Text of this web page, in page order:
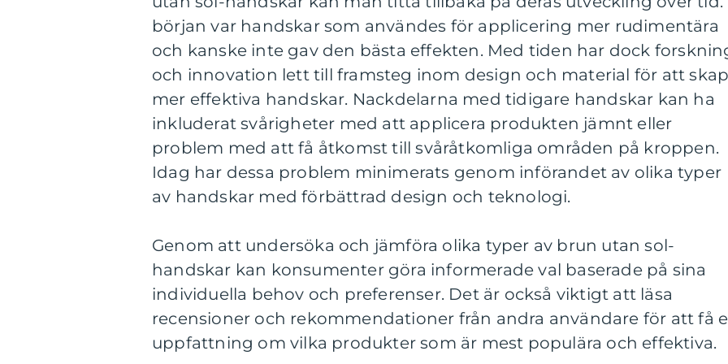
början var handskar som användes för applicering mer rudimentära
och kanske inte gav den bästa effekten. Med tiden har dock
och innovation lett till framsteg inom design och material för att
mer effektiva handskar. Nackdelarna med tidigare handskar kan ha
inkluderat svårigheter med att applicera produkten jämnt eller
problem med att få åtkomst till svåråtkomliga områden på kroppen.
Idag har dessa problem minimerats genom införandet av olika typer
av handskar med förbättrad design och teknologi.
Genom att undersöka och jämföra olika typer av brun utan sol-
handskar kan konsumenter göra informerade val baserade på sina
individuella behov och preferenser. Det är också viktigt att läsa
recensioner och rekommendationer från andra användare för att få
uppfattning om vilka produkter som är mest populära och effektiva.